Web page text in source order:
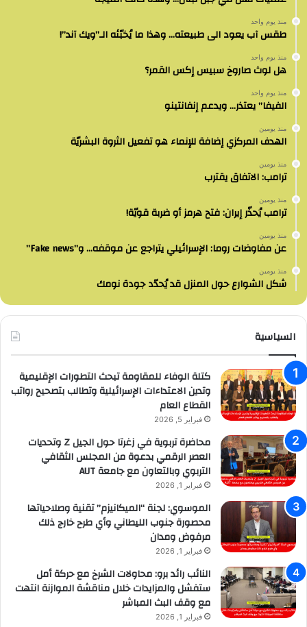
منذ يوم واحد
طقس آب يعود الى طبيعته… وهذا ما يُخبّئه الـ”ويك آند”!
منذ يوم واحد
هل لوث صاروخ سبيس إكس القمر؟
منذ يوم واحد
الفيفا” يعتذر… ويدعم إنفانتينو
منذ يومين
الهدف المركزي إضافة للإنماء هو تفعيل الثروة البشريّة
منذ يومين
ترامب: الاتفاق يقترب
منذ يومين
ترامب يُحذّر إيران: فتح هرمز أو ضربة قويّة!
منذ يومين
عن مفاوضات روما: الإسرائيلي يتراجع عن موقفه… و”Fake news”
منذ يومين
شكل الشوارع حول المنزل قد يُحدّد جودة نومك
السياسية
كتلة الوفاء للمقاومة تبحث التطورات الإقليمية
وتدين الاعتداءات الإسرائيلية وتطالب بتصحيح رواتب
القطاع العام
فبراير 5, 2026
محاضرة تربوية في زغرتا حول الجيل Z وتحديات
العصر الرقمي بدعوة من المجلس الثقافي
التربوي وبالتعاون مع جامعة AUT
فبراير 1, 2026
الموسوي: لجنة “الميكانيزم” تقنية وصلاحياتها
محصورة جنوب الليطاني وأي طرح خارج ذلك
مرفوض ومدان
فبراير 1, 2026
النائب رائد برو: محاولات الشرخ مع حركة أمل
ستفشل والمزايدات خلال مناقشة الموازنة انتهت
مع وقف البث المباشر
فبراير 1, 2026